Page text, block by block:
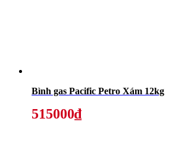
Bình gas Pacific Petro Xám 12kg
515000₫